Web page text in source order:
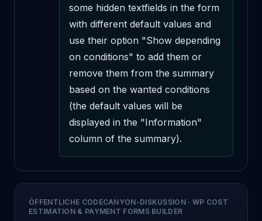
some hidden textfields in the form
with different default values and
use their option "Show depending
on conditions" to add them or
remove them from the summary
based on the wanted conditions
(the default values will be
displayed in the "Information"
column of the summary).
ÖFFENTLICHE CODECANYON-DISKUSSION· WP COST
ESTIMATION & PAYMENT FORMS BUILDER